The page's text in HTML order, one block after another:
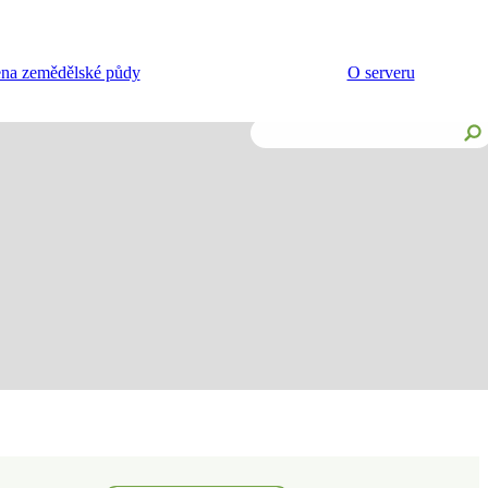
zemědělské půdy O serveru